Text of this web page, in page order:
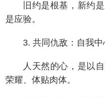
旧约是根基，新约
是应验。
3. 共同仇敌：自我
人天然的心，是以
荣耀、体贴肉体。